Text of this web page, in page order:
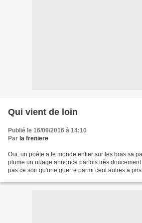
Qui vient de loin
Publié le 16/06/2016 à 14:10
Par la freniere
Oui, un poète a le monde entier sur les bras sa
plume un nuage annonce parfois très
pas ce soir qu'une guerre parmi cent autres a